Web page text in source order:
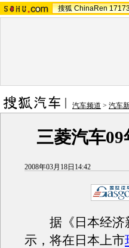
搜狐 ChinaRen
汽车频道 > 汽车
三菱汽车
2008年03月18日14:42
据《日本经济
示，将在日本上市